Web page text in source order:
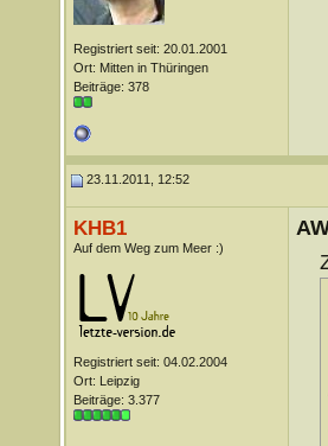
Registriert seit: 20.01.2001
Ort: Mitten in Thüringen
Beiträge: 378
23.11.2011, 12:52
KHB1
Auf dem Weg zum Meer :)
Registriert seit: 04.02.2004
Ort: Leipzig
Beiträge: 3.377